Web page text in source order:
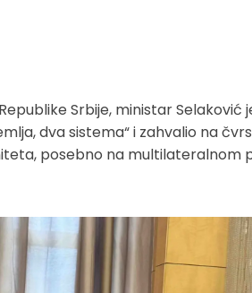
Srbije, ministar Selaković
dva sistema“ i zahvalio na
posebno na multilateralnom